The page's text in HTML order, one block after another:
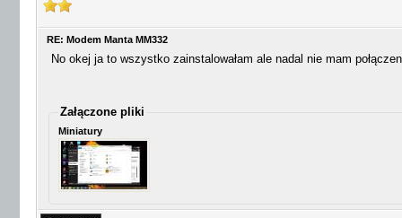
RE: Modem Manta MM332
No okej ja to wszystko zainstalowałam ale nadal nie mam
Załączone pliki
Miniatury